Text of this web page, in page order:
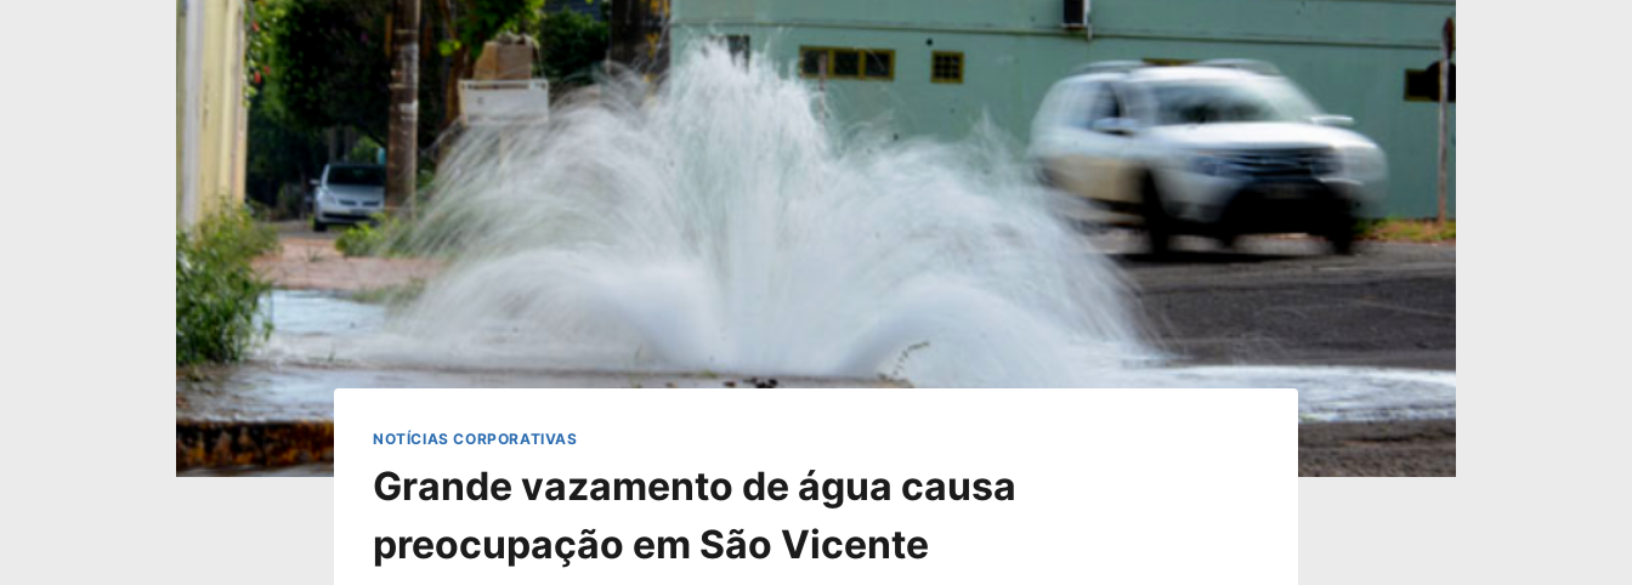
NOTÍCIAS CORPORATIVAS
Grande vazamento de água causa
preocupação em São Vicente